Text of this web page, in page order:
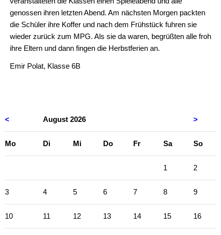
(ev.)
Religion
(kath.)
SoWi/Politik
Begabungsförderung
International
Austausch
genossen ihren letzten Abend. Am nächsten Morgen packten
die Schüler ihre Koffer und nach dem Frühstück fuhren sie
wieder zurück zum MPG. Als sie da waren, begrüßten alle froh
ihre Eltern und dann fingen die Herbstferien an.
Emir Polat, Klasse 6B
< August 2026 >
Montag Dienstag MittwochDonnerstag
Freitag Samstag So
1 2
3 4 5 6 7 8 9
10 11 12 13 14 15 16